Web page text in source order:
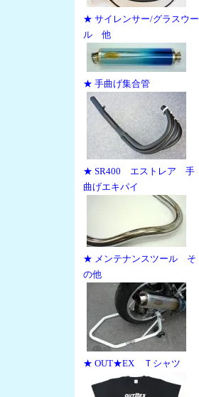
★ サイレンサー/グラスウー
ル 他
★ 手曲げ集合管
★ SR400 エストレア 手
曲げエキパイ
★ メンテナンスツール そ
の他
★ OUT★EX Ｔシャツ